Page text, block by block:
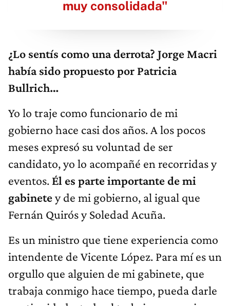
muy consolidada"
¿Lo sentís como una derrota? Jorge Macri
había sido propuesto por Patricia
Bullrich…
Yo lo traje como funcionario de mi
gobierno hace casi dos años. A los pocos
meses expresó su voluntad de ser
candidato, yo lo acompañé en recorridas y
eventos. Él es parte importante de mi
gabinetey de mi gobierno, al igual que
Fernán Quirós y Soledad Acuña.
Es un ministro que tiene experiencia como
intendente de Vicente López. Para mí es un
orgullo que alguien de mi gabinete, que
trabaja conmigo hace tiempo, pueda darle